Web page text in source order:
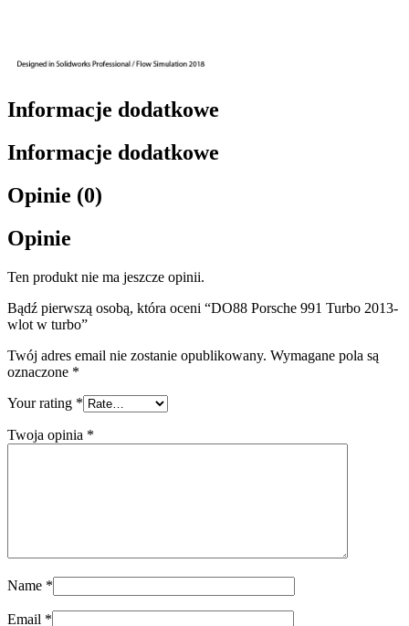
Informacje dodatkowe
Informacje dodatkowe
Opinie (0)
Opinie
Ten produkt nie ma jeszcze opinii.
Bądź pierwszą osobą, która oceni “DO88 Porsche 991 Turbo 2013-
wlot w turbo”
Twój adres email nie zostanie opublikowany. Wymagane pola są
oznaczone *
Your rating *
Twoja opinia *
Name *
Email *